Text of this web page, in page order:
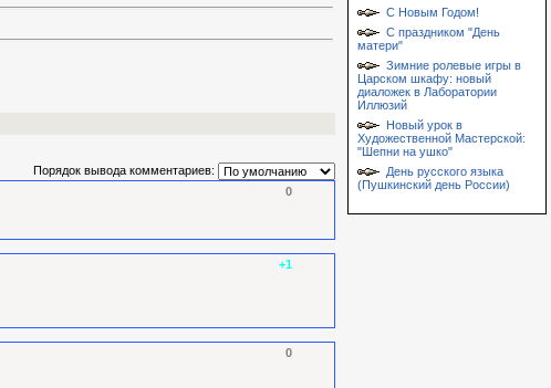
Порядок вывода комментариев:
0
+1
0
С Новым Годом!
С праздником "День
матери"
Зимние ролевые игры в
Царском шкафу: новый
диаложек в Лаборатории
Иллюзий
Новый урок в
Художественной Мастерской:
"Шепни на ушко"
День русского языка
(Пушкинский день России)